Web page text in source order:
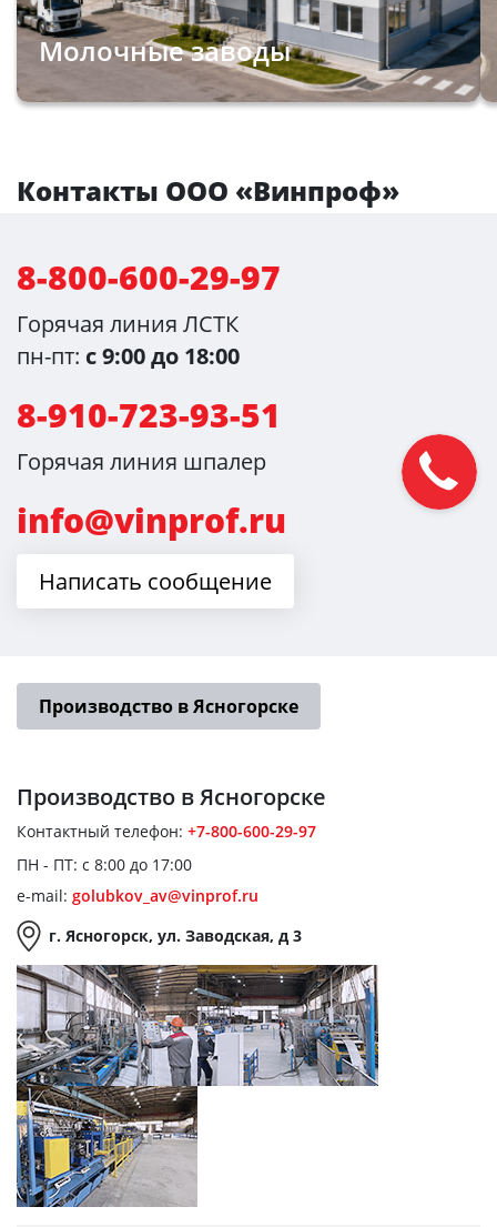
Молочные заводы
Контакты ООО «Винпроф»
8-800-600-29-97
Горячая линия ЛСТК
пн-пт: с 9:00 до 18:00
8-910-723-93-51
Горячая линия шпалер
info@vinprof.ru
Написать сообщение
Производство в Ясногорске
Производство в Ясногорске
Контактный телефон: +7-800-600-29-97
ПН - ПТ: с 8:00 до 17:00
e-mail: golubkov_av@vinprof.ru
г. Ясногорск, ул. Заводская, д 3